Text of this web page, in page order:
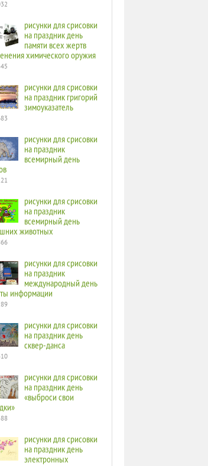
рисунки для срисовки
на праздник день
памяти всех жертв
химического оружия
рисунки для срисовки
на праздник григорий
зимоуказатель
рисунки для срисовки
на праздник
всемирный день
рисунки для срисовки
на праздник
всемирный день
животных
рисунки для срисовки
на праздник
международный день
информации
рисунки для срисовки
на праздник день
сквер-данса
рисунки для срисовки
на праздник день
«выброси свои
рисунки для срисовки
на праздник день
электронных